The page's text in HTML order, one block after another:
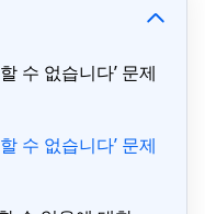
수 없습니다’ 문제
수 없습니다’ 문제